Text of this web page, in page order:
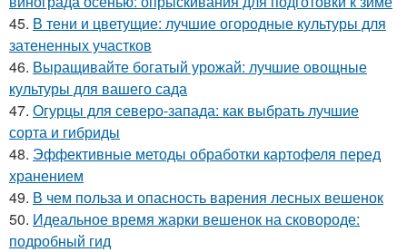
45. В тени и цветущие: лучшие огородные культуры для
затененных участков
46. Выращивайте богатый урожай: лучшие овощные
культуры для вашего сада
47. Огурцы для северо-запада: как выбрать лучшие
сорта и гибриды
48. Эффективные методы обработки картофеля перед
хранением
49. В чем польза и опасность варения лесных вешенок
50. Идеальное время жарки вешенок на сковороде:
подробный гид